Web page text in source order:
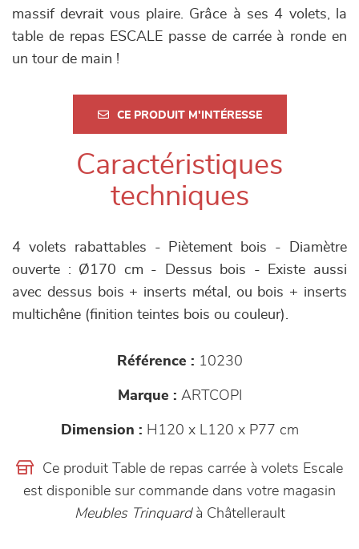
massif devrait vous plaire. Grâce à ses 4 volets, la
table de repas ESCALE passe de carrée à ronde en
un tour de main !
CE PRODUIT M'INTÉRESSE
Caractéristiques
techniques
4 volets rabattables - Piètement bois - Diamètre
ouverte : Ø170 cm - Dessus bois - Existe aussi
avec dessus bois + inserts métal, ou bois + inserts
multichêne (finition teintes bois ou couleur).
Référence : 10230
Marque : ARTCOPI
Dimension : H120 x L120 x P77 cm
Ce produit Table de repas carrée à volets Escale
est disponible sur commande dans votre magasin
Meubles Trinquard à Châtellerault